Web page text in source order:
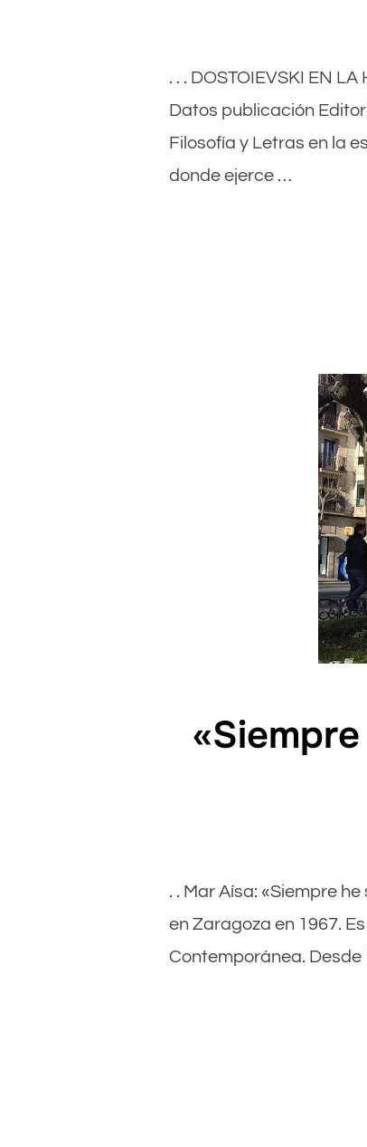
. . . DOSTOIEVSKI EN
Datos publicación
Filosofía y Letras en la
donde ejerce …
. . Mar Aísa: «Siempre
en Zaragoza en 1967.
Contemporánea.